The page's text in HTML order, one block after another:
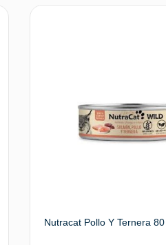
Nutracat Pollo Y Ternera